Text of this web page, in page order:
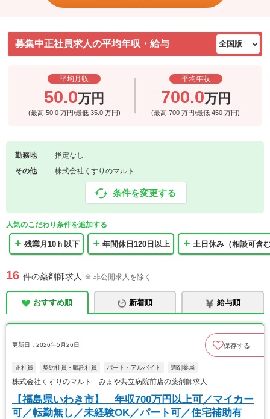
募集中正社員求人の平均年収・給与
平均月収
50.0万円
(最高 50.0 万円/最低 35.0 万円)
平均年収
700.0万円
(最高700万円/最低450万円)
勤務地
指定なし
その他
株式会社くすりのマルト
条件を変更する
人気のこだわり条件を追加する
残業月10ｈ以下 年間休日120日以上 土日休み（相談可含
16 件の薬剤師求人 ※ 非公開求人を除く
おすすめ順 新着順 給与順
更新日：2026年5月26日 保存する
正社員 契約社員・嘱託社員 パート・アルバイト 調剤薬局
株式会社くすりのマルト みまや共立病院前店の薬剤師求人
【福島県いわき市】 年収700万円以上可／マイカー
可／転勤無し／未経験OK／パート可／住宅補助有